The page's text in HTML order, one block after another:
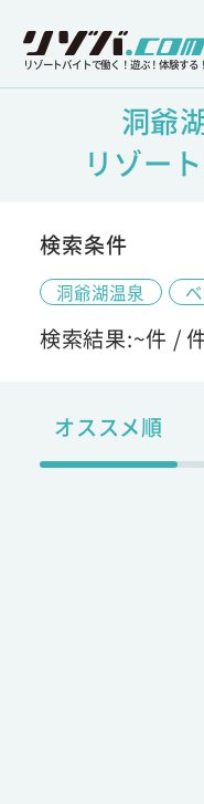
リゾートバイトで働く！遊ぶ！体験する！
洞爺
リゾー
検索条件
洞爺湖温泉
検索結果:~件 /
オススメ順